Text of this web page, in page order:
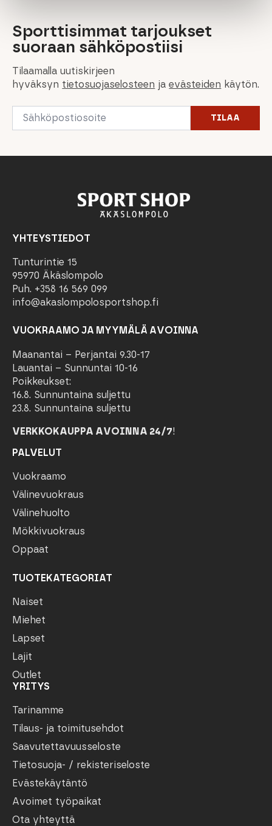
Sporttisimmat tarjoukset
suoraan sähköpostiisi
Tilaamalla uutiskirjeen
hyväksyn tietosuojaselosteen jaevästeiden käytön.
Email
TILAA
YHTEYSTIEDOT
Tunturintie 15
95970 Äkäslompolo
Puh. +358 16 569 099
info@akaslompolosportshop.fi
VUOKRAAMO JA MYYMÄLÄ AVOINNA
Maanantai – Perjantai 9.30-17
Lauantai – Sunnuntai 10-16
Poikkeukset:
16.8. Sunnuntaina suljettu
23.8. Sunnuntaina suljettu
VERKKOKAUPPA AVOINNA 24/7!
PALVELUT
Vuokraamo
Välinevuokraus
Välinehuolto
Mökkivuokraus
Oppaat
TUOTEKATEGORIAT
Naiset
Miehet
Lapset
Lajit
Outlet
YRITYS
Tarinamme
Tilaus- ja toimitusehdot
Saavutettavuusseloste
Tietosuoja- / rekisteriseloste
Evästekäytäntö
Avoimet työpaikat
Ota yhteyttä